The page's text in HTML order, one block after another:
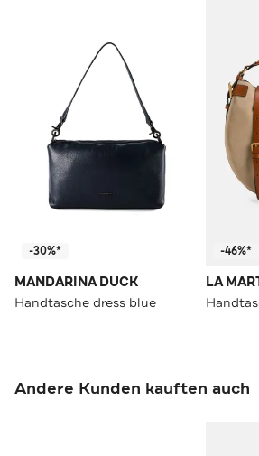
-30%*
MANDARINA DUCK
Handtasche dress blue
-46%*
LA
Andere Kunden kauften auch